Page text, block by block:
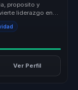
proposito y
liderazgo en
Ver Perfil